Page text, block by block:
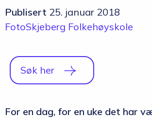
Publisert 25. januar 2018
FotoSkjeberg Folkehøyskole
Søk her
For en dag, for en uke det har